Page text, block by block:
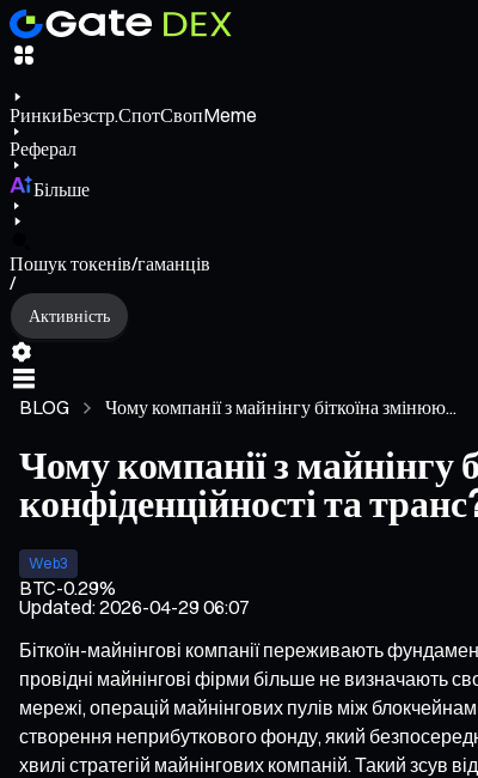
РинкиБезстр.СпотСвопMeme
Реферал
Більше
Пошук токенів/гаманців
/
Активність
BLOG Чому компанії з майнінгу біткоїна змінюю...
Чому компанії з
конфіденційності та
Web3
BTC-0.29%
Updated:2026-04-29 06:07
Біткоїн-майнінгові компанії переживають
провідні майнінгові фірми більше не визначають
мережі, операцій майнінгових пулів між
створення неприбуткового фонду, який
хвилі стратегій майнінгових компаній. Такий